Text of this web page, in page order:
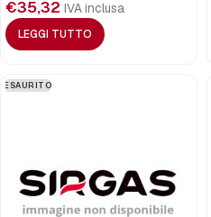
€35,32 IVA inclusa
LEGGI TUTTO
ESAURITO